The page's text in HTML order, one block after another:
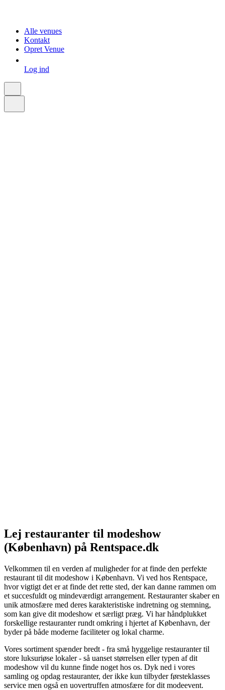
Alle venues
Kontakt
Opret Venue
Log ind
Lej restauranter til modeshow
(København) på Rentspace.dk
Velkommen til en verden af muligheder for at finde den perfekte
restaurant til dit modeshow i København. Vi ved hos Rentspace,
hvor vigtigt det er at finde det rette sted, der kan danne rammen om
et succesfuldt og mindeværdigt arrangement. Restauranter skaber en
unik atmosfære med deres karakteristiske indretning og stemning,
som kan give dit modeshow et særligt præg. Vi har håndplukket
forskellige restauranter rundt omkring i hjertet af København, der
byder på både moderne faciliteter og lokal charme.
Vores sortiment spænder bredt - fra små hyggelige restauranter til
store luksuriøse lokaler - så uanset størrelsen eller typen af dit
modeshow vil du kunne finde noget hos os. Dyk ned i vores
samling og opdag restauranter, der ikke kun tilbyder førsteklasses
service men også en uovertruffen atmosfære for dit modeevent.